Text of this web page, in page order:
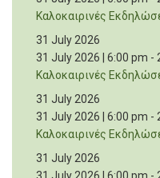
Καλοκαιρινές
31 July 2026
31 July 2026 | 6:00 pm -
Καλοκαιρινές
31 July 2026
31 July 2026 | 6:00 pm -
Καλοκαιρινές
31 July 2026